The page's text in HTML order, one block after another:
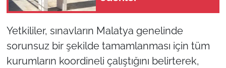
Yetkililer, sınavların Malatya genelinde
sorunsuz bir şekilde tamamlanması için tüm
kurumların koordineli çalıştığını belirterek,